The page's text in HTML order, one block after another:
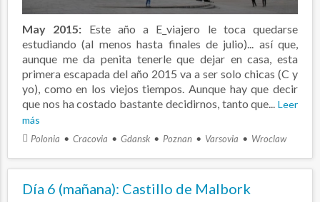
May 2015: Este año a E_viajero le toca quedarse
estudiando (al menos hasta finales de julio)... así que,
aunque me da penita tenerle que dejar en casa, esta
primera escapada del año 2015 va a ser solo chicas (C y
yo), como en los viejos tiempos. Aunque hay que decir
que nos ha costado bastante decidirnos, tanto que... Leer
más
Polonia Cracovia Gdansk Poznan Varsovia Wroclaw
Día 6 (mañana): Castillo de Malbork